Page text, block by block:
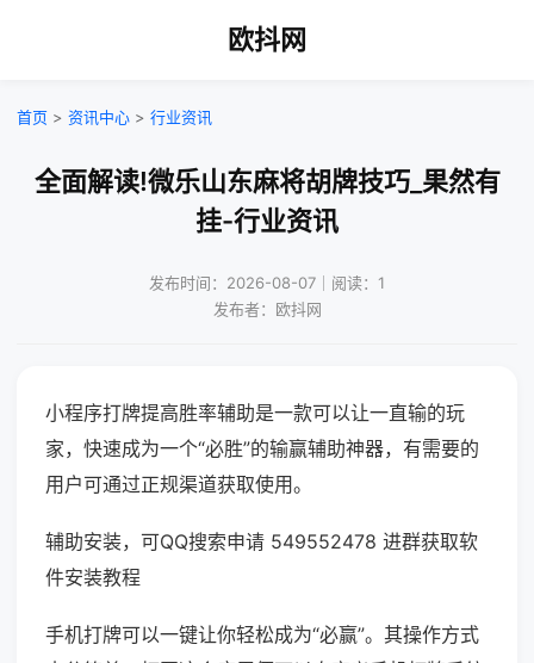
欧抖网
首页 > 资讯中心 > 行业资讯
全面解读!微乐山东麻将胡牌技巧_果然有
挂-行业资讯
发布时间：2026-08-07｜阅读：1
发布者：欧抖网
小程序打牌提高胜率辅助是一款可以让一直输的玩
家，快速成为一个“必胜”的输赢辅助神器，有需要的
用户可通过正规渠道获取使用。
辅助安装，可QQ搜索申请 549552478 进群获取软
件安装教程
手机打牌可以一键让你轻松成为“必赢”。其操作方式